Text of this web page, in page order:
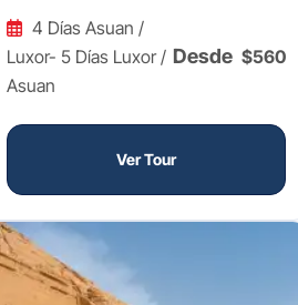
4 Días Asuan /
Luxor- 5 Días Luxor /
Asuan
Desde $560
Ver Tour